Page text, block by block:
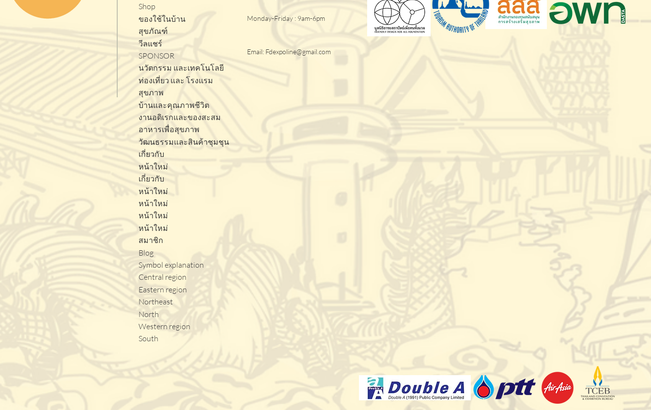
Shop
ของใช้ในบ้าน
สุขภัณฑ์
วีลแชร์
SPONSOR
นวัตกรรม และเทคโนโลยี
ท่องเที่ยว และ โรงแรม
สุขภาพ
บ้านและคุณภาพชีวิต
งานอดิเรกและของสะสม
อาหารเพื่อสุขภาพ
วัฒนธรรมและสินค้าชุมชุน
เกี่ยวกับ
หน้าใหม่
เกี่ยวกับ
หน้าใหม่
หน้าใหม่
หน้าใหม่
หน้าใหม่
สมาชิก
Blog
Symbol explanation
Central region
Eastern region
Northeast
North
Western region
South
Monday-Friday : 9am-6pm
Email: Fdexpoline@gmail.com